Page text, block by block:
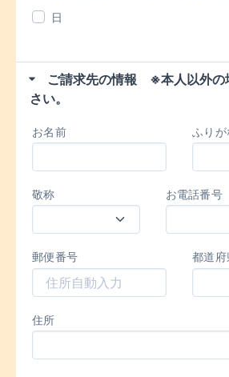
日
ご請求先の情報 ※本人以外の
さい。
お名前 ふりが
敬称 お電話番号
郵便番号 都道府
住所